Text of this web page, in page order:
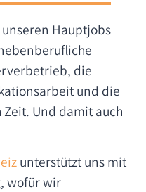
Hauptjobs
die
und die
Und damit auch
unterstützt uns mit
wofür wir